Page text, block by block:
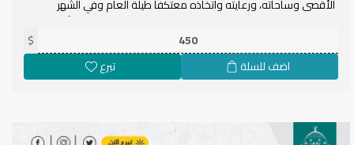
الأقصى وساحاته، ورعايته واتخاذه معتكفا طيلة العام وفي الشهر
الفضيل، وبمجالسه التي سدت ثغرات عديدة وتمركزت في نقاط أساسية
تعرقل طريق الدخلاء عليه، وباتباع مئات الآلاف من أبناء هذه الأمة نهج
معلمها الأول، لمن لم يستطع أن يأتيه، فليرسل ماله لمن استطاع أن
$
اضف للسلة تبرع